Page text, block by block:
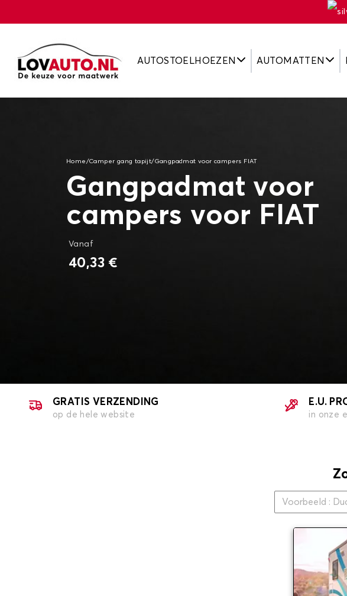
AUTOSTOELHOEZEN AUTOMATTEN
Home /Camper gang tapijt/ Gangpadmat voor campers FIAT
Gangpadmat voor
campers voor FIAT
Vanaf
40,33 €
GRATIS VERZENDING
op de hele website
E.U.
in onze